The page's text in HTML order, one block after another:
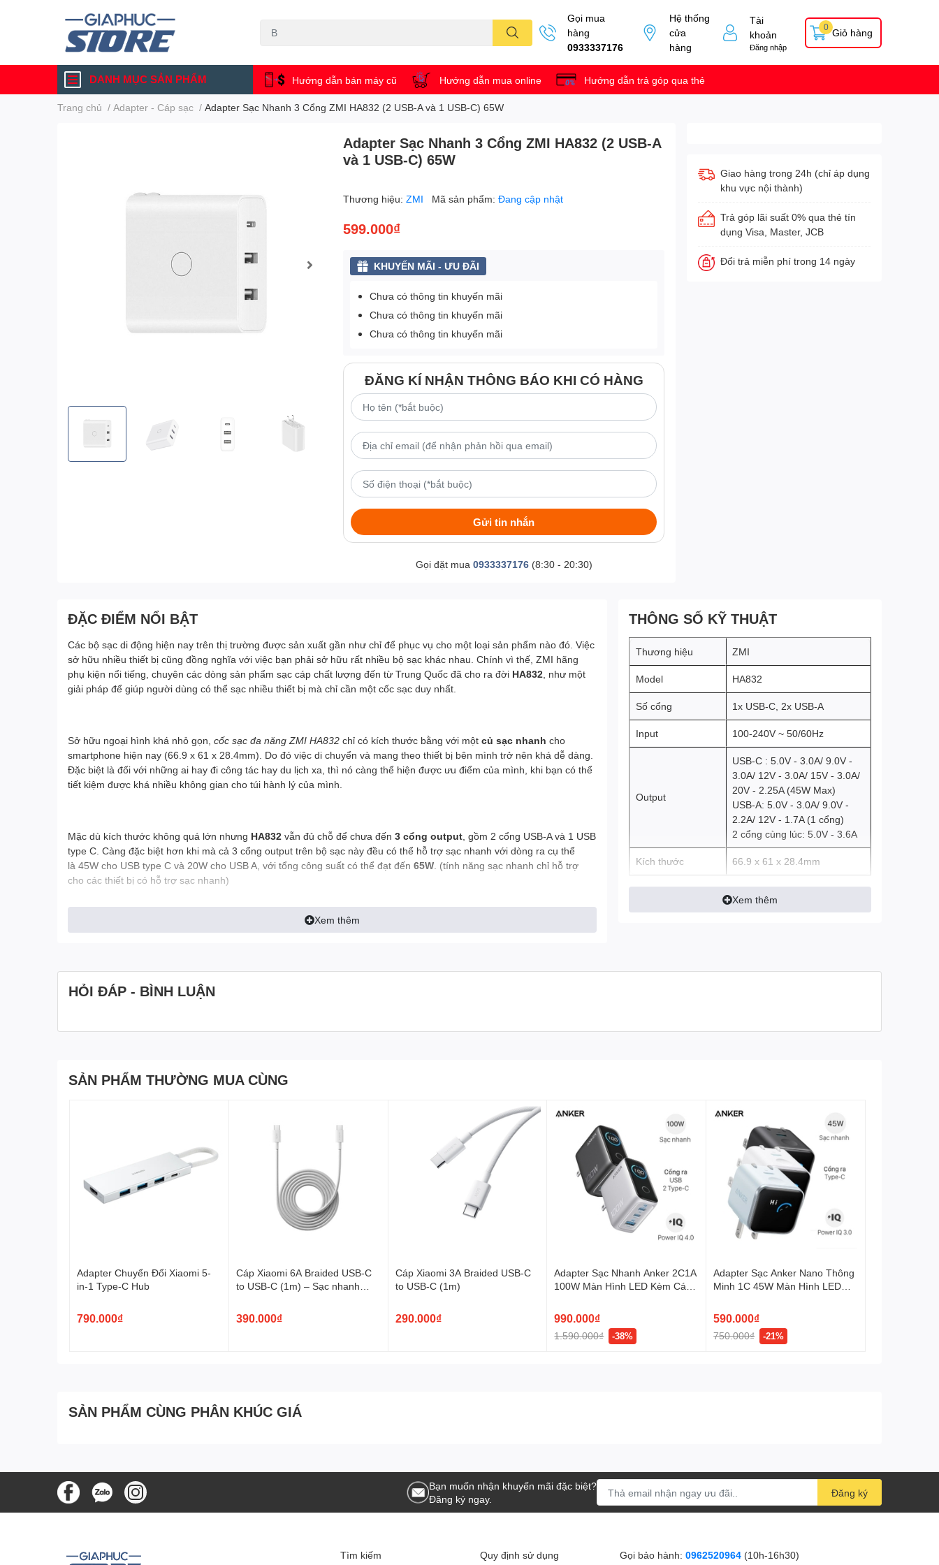
Gọi mua
hàng
0933337176
Hệ thống
cửa
hàng
Tài
khoản
Đăng nhập
Giỏ hàng
0
DANH MỤC SẢN PHẨM Hướng dẫn bán máy cũ Hướng dẫn mua online Hướng dẫn trả góp qua thẻ
Trang chủ / Adapter - Cáp sạc / Adapter Sạc Nhanh 3 Cổng ZMI HA832 (2 USB-A và 1 USB-C) 65W
Adapter Sạc Nhanh 3 Cổng ZMI HA832 (2 USB-A
và 1 USB-C) 65W
Thương hiệu:ZMI Mã sản phẩm:Đang cập nhật
599.000₫
KHUYẾN MÃI - ƯU ĐÃI
Chưa có thông tin khuyến mãi
Chưa có thông tin khuyến mãi
Chưa có thông tin khuyến mãi
ĐĂNG KÍ NHẬN THÔNG BÁO KHI CÓ HÀNG
Gửi tin nhắn
Gọi đặt mua 0933337176(8:30 - 20:30)
Giao hàng trong 24h (chỉ áp dụng
khu vực nội thành)
Trả góp lãi suất 0% qua thẻ tín
dụng Visa, Master, JCB
Đổi trả miễn phí trong 14 ngày
ĐẶC ĐIỂM NỔI BẬT
Các bộ sạc di động hiện nay trên thị trường được sản xuất gần như chỉ để phục vụ cho một loại sản phẩm nào đó. Việc
sở hữu nhiều thiết bị cũng đồng nghĩa với việc bạn phải sở hữu rất nhiều bộ sạc khác nhau. Chính vì thế, ZMI hãng
phụ kiện nổi tiếng, chuyên các dòng sản phẩm sạc cáp chất lượng đến từ Trung Quốc đã cho ra đời HA832 , như một
giải pháp để giúp người dùng có thể sạc nhiều thiết bị mà chỉ cần một cốc sạc duy nhất.
Sở hữu ngoại hình khá nhỏ gọn, cốc sạc đa năng ZMI HA832 chỉ có kích thước bằng với một củ sạc nhanh cho
smartphone hiện nay (66.9 x 61 x 28.4mm). Do đó việc di chuyển và mang theo thiết bị bên mình trở nên khá dễ dàng.
Đặc biệt là đối với những ai hay đi công tác hay du lịch xa, thì nó càng thể hiện được ưu điểm của mình, khi bạn có thể
tiết kiệm được khá nhiều không gian cho túi hành lý của mình.
Mặc dù kích thước không quá lớn nhưng HA832 vẫn đủ chỗ để chưa đến 3 cổng output , gồm 2 cổng USB-A và 1 USB
type C. Càng đặc biệt hơn khi mà cả 3 cổng output trên bộ sạc này đều có thể hỗ trợ sạc nhanh với dòng ra cụ thể
là 45W cho USB type C và 20W cho USB A, với tổng công suất có thể đạt đến 65W . (tính năng sạc nhanh chỉ hỗ trợ
cho các thiết bị có hỗ trợ sạc nhanh)
Không như những cốc sạc nhanh đến từ các thương hiệu khác, chỉ có thể hỗ trợ sạc nhanh trên một cổng sạc và khi
thường ngay cả khi bạn sạc cho 2 thiết bị cùng lúc, với USB type C và 1 cổng USB-A.
Về tính tương thích, dù là một hãng phụ kiện thứ 3, tuy nhiên các sản phẩm của ZMI đều có độ tương thích và hỗ trợ
cũng không ngoại lệ, sản phẩm có thể hoạt động tốt (hỗ trợ sạc nhanh) cho
, thiết bị sạc ZMI này cũng hỗ trợ hệ thống rất nhiều thiết bị, đến từ hầu hết các thương hiệu nổi tiếng và phổ
biến trên thị trường. Trong đó nổi bật nhất vẫn là các sản phẩm
của nhà Apple. Dưới đây là danh sách thiết
bị Laptop được hỗ trợ (danh sách này có thể thay đổi về sau nếu các hãng bổ sung thêm các sản phẩm mới)
đầu ra và đầu vào; tính năng theo dõi quá nhiệt; tính năng theo dõi ngắn mạch, cùng nhiều công nghệ khác. Giúp bảo
vệ sự an toàn cho người dùng và các thiết bị, hạn chế những sự cố phát sinh và tổn thất không mong muốn cho người
Xem thêm
THÔNG SỐ KỸ THUẬT
Thương hiệu ZMI
Model HA832
Số cổng 1x USB-C, 2x USB-A
Input 100-240V ~ 50/60Hz
Output
USB-C : 5.0V - 3.0A/ 9.0V -
3.0A/ 12V - 3.0A/ 15V - 3.0A/
20V - 2.25A (45W Max)
USB-A: 5.0V - 3.0A/ 9.0V -
2.2A/ 12V - 1.7A (1 cổng)
2 cổng cùng lúc: 5.0V - 3.6A
Kích thước 66.9 x 61 x 28.4mm
Xem thêm
HỎI ĐÁP - BÌNH LUẬN
SẢN PHẨM THƯỜNG MUA CÙNG
Adapter Chuyển Đổi Xiaomi 5-
in-1 Type-C Hub
790.000₫
Cáp Xiaomi 6A Braided USB-C
to USB-C (1m) – Sạc nhanh
390.000₫
Cáp Xiaomi 3A Braided USB-C
to USB-C (1m)
290.000₫
Adapter Sạc Nhanh Anker 2C1A
100W Màn Hình LED Kèm Cáp
990.000₫
1.590.000₫ -38%
Adapter Sạc Anker Nano Thông
Minh 1C 45W Màn Hình LED
590.000₫
750.000₫ -21%
SẢN PHẨM CÙNG PHÂN KHÚC GIÁ
Bạn muốn nhận khuyến mãi đặc biệt?
Đăng ký ngay.
Đăng ký
Tìm kiếm Quy định sử dụng Gọi bảo hành: 0962520964 (10h-16h30)